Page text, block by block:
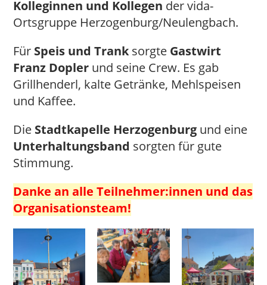
Kolleginnen und Kollegen der vida-
Ortsgruppe Herzogenburg/Neulengbach.
Für Speis und Trank sorgte Gastwirt
Franz Dopler und seine Crew. Es gab
Grillhenderl, kalte Getränke, Mehlspeisen
und Kaffee.
Die Stadtkapelle Herzogenburg und eine
Unterhaltungsband sorgten für gute
Stimmung.
Danke an alle Teilnehmer:innen und das
Organisationsteam!